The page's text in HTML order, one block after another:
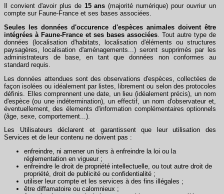
Il convient d'avoir plus de 15 ans (majorité numérique) pour ouvriur un
compte sur Faune-France et ses bases associées.
Seules les données d'occurence d'espèces animales doivent être
intégrées à Faune-France et ses bases associées . Tout autre type de
données (localisation d'habitats, localisation d'éléments ou structures
paysagères, localisation d'aménagements...) seront supprimés par les
administrateurs de base, en tant que données non conformes au
standard requis.
Les données attendues sont des observations d'espèces, collectées de
façon isolées ou idéalement par listes, librement ou selon des protocoles
définis. Elles comprennent une date, un lieu (idéalement précis), un nom
d'espèce (ou une indétermination), un effectif, un nom d'observateur et,
éventuellement, des élements d'information complémentaires optionnels
(âge, sexe, comportement...).
Les Utilisateurs déclarent et garantissent que leur utilisation des
Services et de leur contenu ne doivent pas :
enfreindre, ni amener un tiers à enfreindre la loi ou la
réglementation en vigueur ;
enfreindre le droit de propriété intellectuelle, ou tout autre droit de
propriété, droit de publicité ou confidentialité ;
utiliser leur compte et les services à des fins illégales ;
être diffamatoire ou calomnieux ;